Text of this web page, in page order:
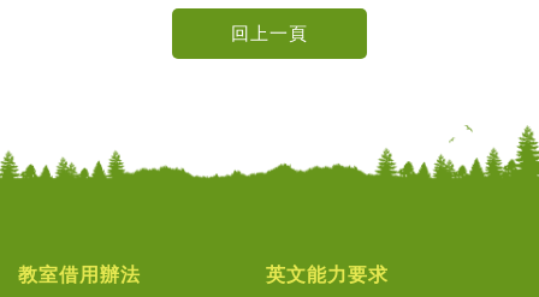
教室借用辦法 英文能力要求